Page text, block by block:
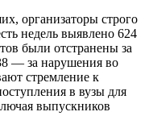
организаторы строго
недель выявлено 624
были отстранены за
— за нарушения во
стремление к
в вузы для
выпускников